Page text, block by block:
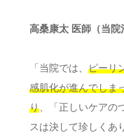
高桑康太 医師（当院
「当院では、 ピーリ
感肌化が進んでしま
り、「正しいケアの
スは決して珍しくあ